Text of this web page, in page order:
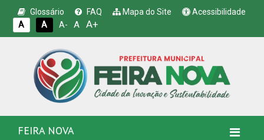
Glossário FAQ Mapa do Site
Acessibilidade
A
A A- A A+
FEIRA NOVA